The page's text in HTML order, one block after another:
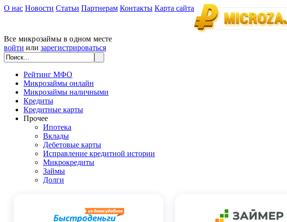
О нас Новости Статьи Партнерам Контакты Карта сайта
Все микрозаймы в одном месте
войти или зарегистрироваться
Рейтинг МФО
Микрозаймы онлайн
Микрозаймы наличными
Кредиты
Кредитные карты
Прочее
Ипотека
Вклады
Дебетовые карты
Исправление кредитной истории
Микрокредиты
Займы
Долги